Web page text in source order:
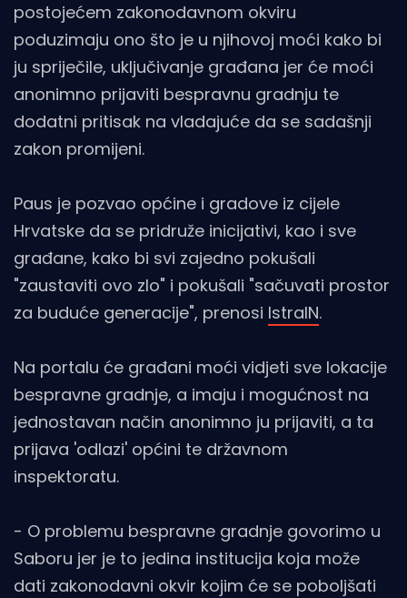
postojećem zakonodavnom okviru
poduzimaju ono što je u njihovoj moći kako bi
ju spriječile, uključivanje građana jer će moći
anonimno prijaviti bespravnu gradnju te
dodatni pritisak na vladajuće da se sadašnji
zakon promijeni.
Paus je pozvao općine i gradove iz cijele
Hrvatske da se pridruže inicijativi, kao i sve
građane, kako bi svi zajedno pokušali
"zaustaviti ovo zlo" i pokušali "sačuvati prostor
za buduće generacije", prenosi IstraIN.
Na portalu će građani moći vidjeti sve lokacije
bespravne gradnje, a imaju i mogućnost na
jednostavan način anonimno ju prijaviti, a ta
prijava 'odlazi' općini te državnom
inspektoratu.
- O problemu bespravne gradnje govorimo u
Saboru jer je to jedina institucija koja može
dati zakonodavni okvir kojim će se poboljšati